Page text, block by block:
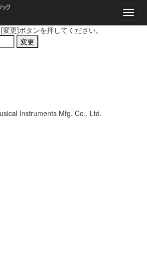
更]ボタンを押してください。
Instruments Mfg. Co., Ltd.